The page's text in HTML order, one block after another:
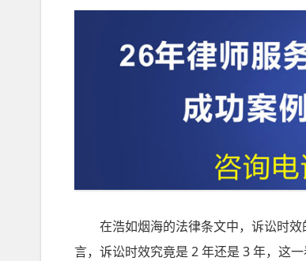
在浩如烟海的法律条文中，诉讼时效
言，诉讼时效究竟是 2 年还是 3 年，这